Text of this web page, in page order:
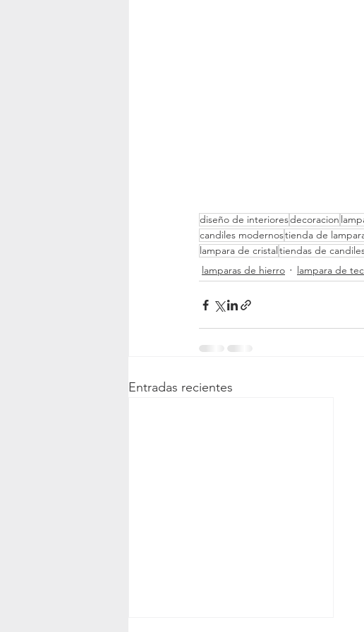
diseño de interioresdecoracion
candiles modernostienda de
lampara de cristaltiendas de
lamparas de hierro
lampara de
Entradas recientes